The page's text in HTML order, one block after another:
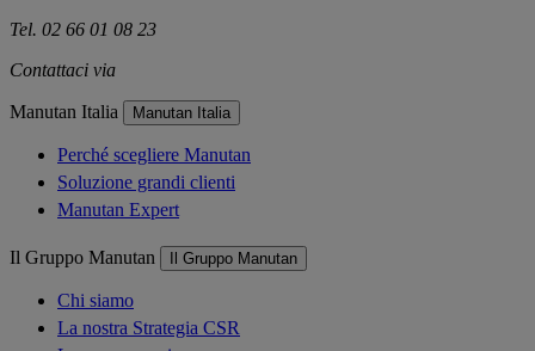
Tel. 02 66 01 08 23
Contattaci via
Manutan Italia Manutan Italia
Perché scegliere Manutan
Soluzione grandi clienti
Manutan Expert
Il Gruppo Manutan Il Gruppo Manutan
Chi siamo
La nostra Strategia CSR